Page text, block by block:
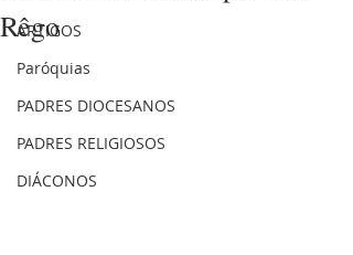
ARTIGOS
Paróquias
PADRES DIOCESANOS
PADRES RELIGIOSOS
DIÁCONOS
Rêgo